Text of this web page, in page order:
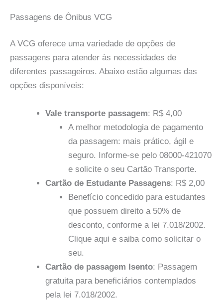
Passagens de Ônibus VCG
A VCG oferece uma variedade de opções de
passagens para atender às necessidades de
diferentes passageiros. Abaixo estão algumas das
opções disponíveis:
Vale transporte passagem: R$ 4,00
A melhor metodologia de pagamento
da passagem: mais prático, ágil e
seguro. Informe-se pelo 08000-421070
e solicite o seu Cartão Transporte.
Cartão de Estudante Passagens: R$ 2,00
Benefício concedido para estudantes
que possuem direito a 50% de
desconto, conforme a lei 7.018/2002.
Clique aqui e saiba como solicitar o
seu.
Cartão de passagem Isento: Passagem
gratuita para beneficiários contemplados
pela lei 7.018/2002.